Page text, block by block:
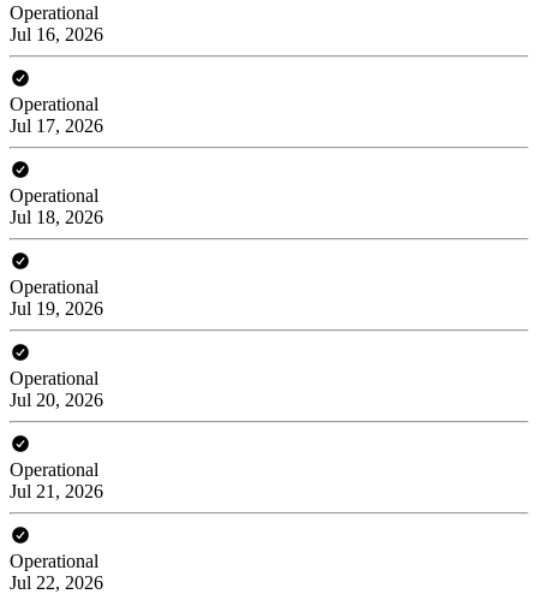
Operational
Jul 16, 2026
Operational
Jul 17, 2026
Operational
Jul 18, 2026
Operational
Jul 19, 2026
Operational
Jul 20, 2026
Operational
Jul 21, 2026
Operational
Jul 22, 2026